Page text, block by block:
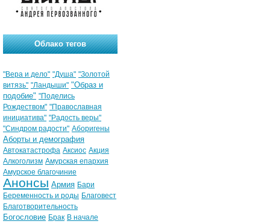
Облако тегов
"Вера и дело" "Душа" "Золотой
витязь" "Ландыши" "Образ и
подобие" "Поделись
Рождеством" "Православная
инициатива" "Радость веры"
"Синдром радости" Аборигены
Аборты и демография
Автокатастрофа Аксиос Акция
Алкоголизм Амурская епархия
Амурское благочиние
Анонсы Армия Бари
Беременность и роды Благовест
Благотворительность
Богословие Брак В начале